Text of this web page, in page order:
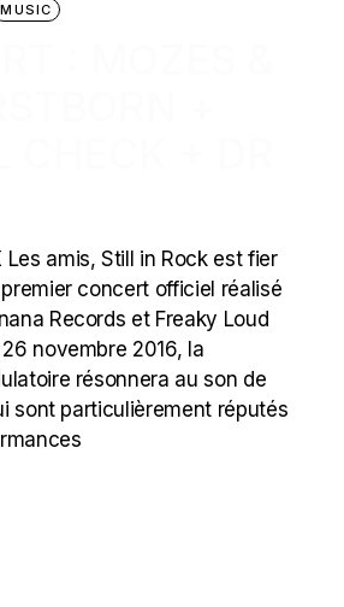
MUSIC
Les amis, Still in Rock est fier
premier concert officiel réalisé
Records et Freaky Loud
novembre 2016, la
résonnera au son de
sont particulièrement réputés